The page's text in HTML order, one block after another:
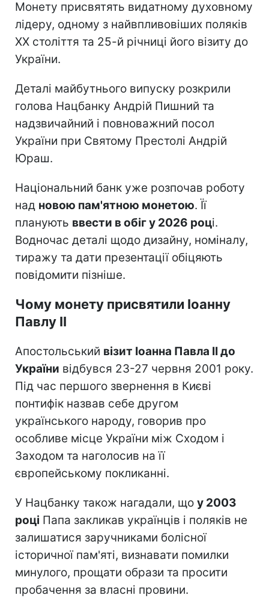
Монету присвятять видатному духовному
лідеру, одному з найвпливовіших поляків
ХХ століття та 25-й річниці його візиту до
України.
Деталі майбутнього випуску розкрили
голова Нацбанку Андрій Пишний та
надзвичайний і повноважний посол
України при Святому Престолі Андрій
Юраш.
Національний банк уже розпочав роботу
над новою пам'ятною монетою. Її
планують ввести в обіг у 2026 році.
Водночас деталі щодо дизайну, номіналу,
тиражу та дати презентації обіцяють
повідомити пізніше.
Чому монету присвятили Іоанну
Павлу II
Апостольський візит Іоанна Павла II до
України відбувся 23-27 червня 2001 року.
Під час першого звернення в Києві
понтифік назвав себе другом
українського народу, говорив про
особливе місце України між Сходом і
Заходом та наголосив на її
європейському покликанні.
У Нацбанку також нагадали, що у 2003
році Папа закликав українців і поляків не
залишатися заручниками болісної
історичної пам'яті, визнавати помилки
минулого, прощати образи та просити
пробачення за власні провини.